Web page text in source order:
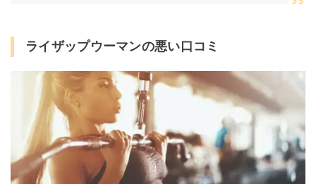
ライザップウーマンの悪い口コミ